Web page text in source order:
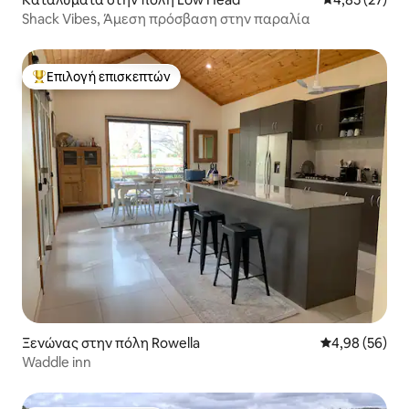
Shack Vibes, Άμεση πρόσβαση στην παραλία
Κορυφαία επιλογή επισκεπτών
Επιλογή επισκεπτών
Ξενώνας στην πόλη Rowella Μέση
4,98 (56)
Waddle inn